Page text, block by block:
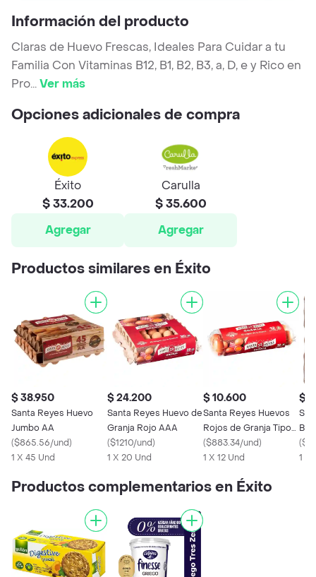
Información del producto
Claras de Huevo Frescas, Ideales Para Cuidar a tu
Familia Con Vitaminas B12, B1, B2, B3, a, D, e y Rico en
Pro...Ver más
Opciones adicionales de compra
Éxito
$ 33.200
Agregar
Carulla
$ 35.600
Agregar
Productos similares en Éxito
$ 38.950
Santa Reyes Huevo
Jumbo AA
($865.56/und)
1 X 45 Und
$ 24.200
Santa Reyes Huevo de
Granja Rojo AAA
($1210/und)
1 X 20 Und
$ 10.600
Santa Reyes Huevos
Rojos de Granja Tipo
A
($883.34/und)
1 X 12 Und
$
(
1 X
Productos complementarios en Éxito